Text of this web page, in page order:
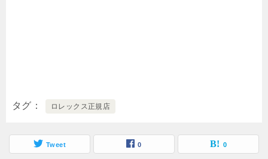
タグ ロレックス正規店
Tweet 0 0